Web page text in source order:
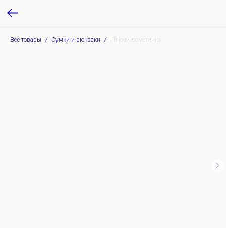
Все товары Сумки и рюкзаки Плюш-косметичка